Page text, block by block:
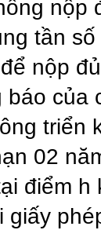
tần
nộp
báo của
triển
02
điểm h
giấy